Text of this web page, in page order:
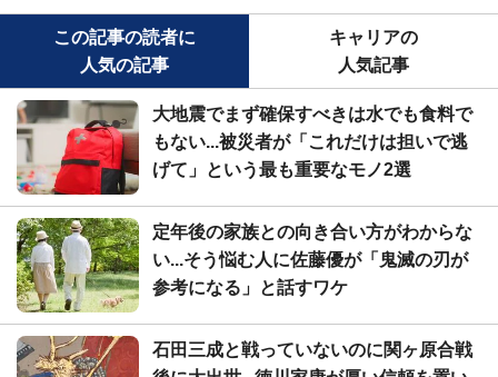
この記事の読者に
人気の記事
キャリアの
人気記事
大地震でまず確保すべきは水でも食料で
もない...被災者が「これだけは担いで逃
げて」という最も重要なモノ2選
定年後の家族との向き合い方がわからな
い...そう悩む人に佐藤優が「鬼滅の刃が
参考になる」と話すワケ
石田三成と戦っていないのに関ヶ原合戦